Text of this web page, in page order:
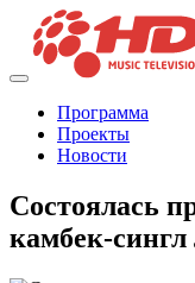
Программа
Проекты
Новости
Состоялась
камбек-